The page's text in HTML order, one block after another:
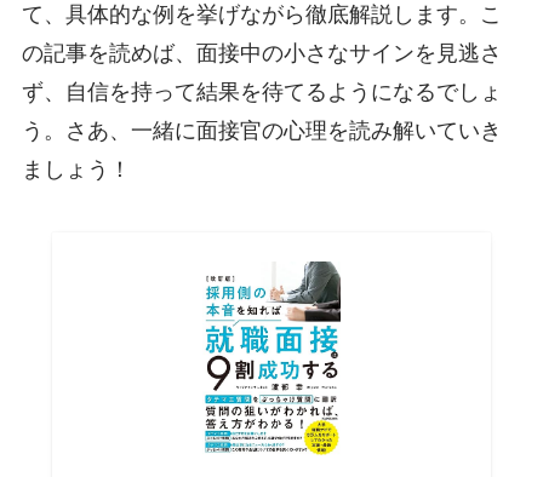
て、具体的な例を挙げながら徹底解説します。こ
の記事を読めば、面接中の小さなサインを見逃さ
ず、自信を持って結果を待てるようになるでしょ
う。さあ、一緒に面接官の心理を読み解いていき
ましょう！